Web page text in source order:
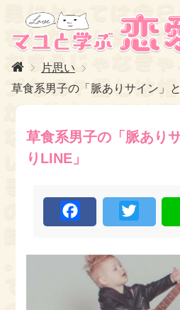
片思い
草食系男子の「脈ありサイン」
草食系男子の「脈あり
りLINE」
F
a
c
o
o
i